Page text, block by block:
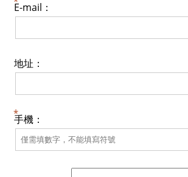
E-mail：
地址：
手機：